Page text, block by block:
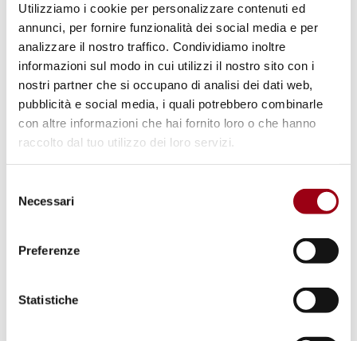
Utilizziamo i cookie per personalizzare contenuti ed
annunci, per fornire funzionalità dei social media e per
analizzare il nostro traffico. Condividiamo inoltre
informazioni sul modo in cui utilizzi il nostro sito con i
nostri partner che si occupano di analisi dei dati web,
pubblicità e social media, i quali potrebbero combinarle
con altre informazioni che hai fornito loro o che hanno
raccolto dal tuo utilizzo dei loro servizi.
delNecessari
Preferenze
Statistiche
dell'Agenzia regionale per la riconversione
dell'industria bellica" (Documentazione -
1993)
(pdf, 176.1 KB)
Keywords
disarmament Local Authorities